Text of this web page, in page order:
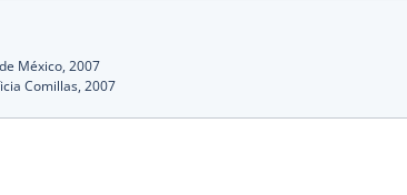
México, 2007
Comillas, 2007